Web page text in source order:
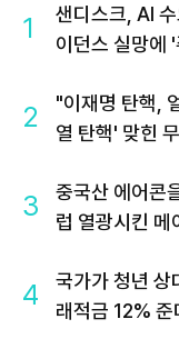
1
샌디스크, AI
이던스 실망에
2
"이재명 탄핵,
열 탄핵' 맞힌
3
중국산 에어콘
럽 열광시킨 메
4
국가가 청년
래적금 12%